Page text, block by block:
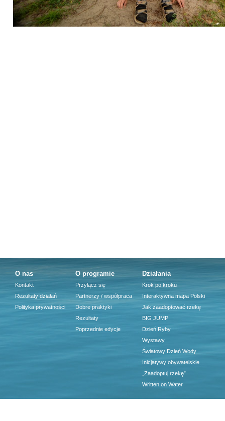
O nas
Kontakt
Rezultaty działań
Polityka prywatności
O programie
Przyłącz się
Partnerzy / współpraca
Dobre praktyki
Rezultaty
Poprzednie edycje
Działania
Krok po kroku
Interaktywna mapa Polski
Jak zaadoptować rzekę
BIG JUMP
Dzień Ryby
Wystawy
Światowy Dzień Wody
Inicjatywy obywatelskie
„Zaadoptuj rzekę”
Written on Water